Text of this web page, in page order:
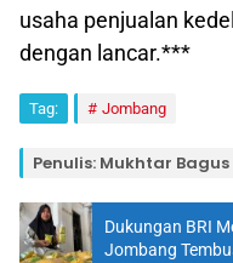
usaha penjualan
dengan lancar.***
Tag: Jombang
Penulis: Mukhtar Bagus
Dukungan BRI
Jombang